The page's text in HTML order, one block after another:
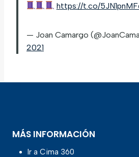
https://t.co/
— Joan Camargo
2021
MÁS INFORMACIÓN
Ir a Cima 360